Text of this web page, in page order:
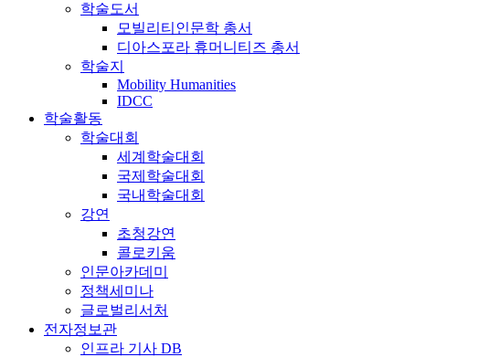
학술도서
모빌리티인문학 총서
디아스포라 휴머니티즈 총서
학술지
Mobility Humanities
IDCC
학술활동
학술대회
세계학술대회
국제학술대회
국내학술대회
강연
초청강연
콜로키움
인문아카데미
정책세미나
글로벌리서처
전자정보관
인프라 기사 DB